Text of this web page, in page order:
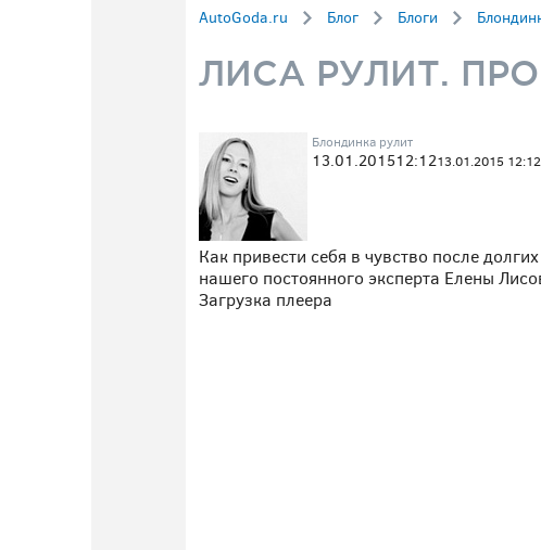
AutoGoda.ru Блог Блоги
ЛИСА РУЛИТ.
Блондинка рулит
13.01.201512:1213.01.2015
Как привести себя в чувство после
нашего постоянного эксперта Елены
Загрузка плеера